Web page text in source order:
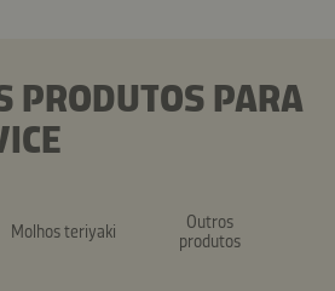
PRODUTOS PARA
Molhos teriyaki
Outros
produtos